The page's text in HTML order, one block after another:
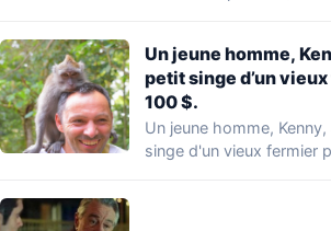
Un jeune homme,
petit singe d’un
100 $.
Un jeune homme,
singe d'un vieux fermier